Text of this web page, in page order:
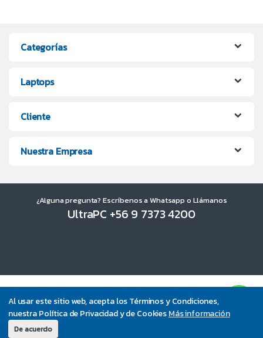
Al usar este sitio web, acepta los Términos y Condiciones,
nuestra Política de Privacidad y de CookiesMás información
De acuerdo
Categorías
Laptops
Cliente
Nuestra Empresa
¿Alguna pregunta? Escríbenos a Whatsapp o Llámanos
UltraPC +56 9 7373 4200